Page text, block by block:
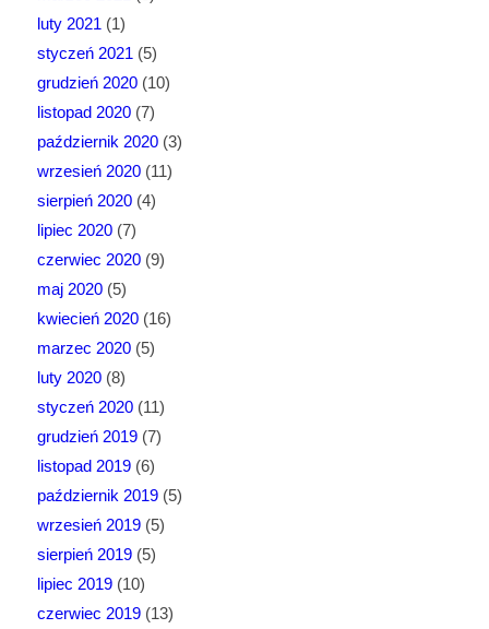
luty 2021 (1)
styczeń 2021 (5)
grudzień 2020(10)
listopad 2020(7)
październik 2020(3)
wrzesień 2020(11)
sierpień 2020(4)
lipiec 2020(7)
czerwiec 2020(9)
maj 2020(5)
kwiecień 2020(16)
marzec 2020(5)
luty 2020(8)
styczeń 2020(11)
grudzień 2019(7)
listopad 2019(6)
październik 2019(5)
wrzesień 2019(5)
sierpień 2019(5)
lipiec 2019(10)
czerwiec 2019(13)